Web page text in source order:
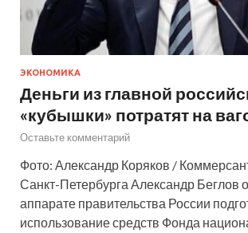
ЭКОНОМИКА
Деньги из главной
«кубышки» потратят на
Оставьте комментарий
Фото: Александр Коряков /
Санкт-Петербурга Александр Беглов
аппарате правительства России
использование средств Фонда